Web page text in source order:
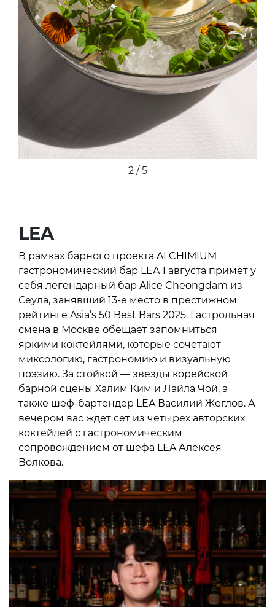
2 / 5
LEA
В рамках барного проекта ALCHIMIUM
гастрономический бар LEA 1 августа примет у
себя легендарный бар Alice Cheongdam из
Сеула, занявший 13-е место в престижном
рейтинге Asia’s 50 Best Bars 2025. Гастрольная
смена в Москве обещает запомниться
яркими коктейлями, которые сочетают
миксологию, гастрономию и визуальную
поэзию. За стойкой — звезды корейской
барной сцены Халим Ким и Лайла Чой, а
также шеф-бартендер LEA Василий Жеглов. А
вечером вас ждет сет из четырех авторских
коктейлей с гастрономическим
сопровождением от шефа LEA Алексея
Волкова.